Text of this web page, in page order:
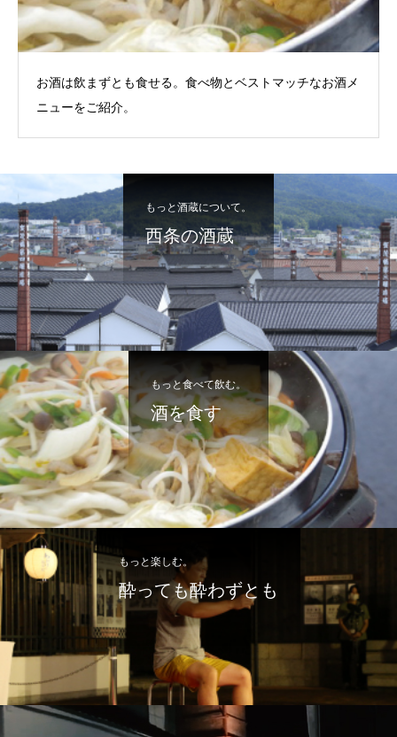
お酒は飲まずとも食せる。食べ物とベストマッチなお酒メ
ニューをご紹介。
もっと酒蔵について。
西条の酒蔵
もっと食べて飲む。
酒を食す
もっと楽しむ。
酔っても酔わずとも